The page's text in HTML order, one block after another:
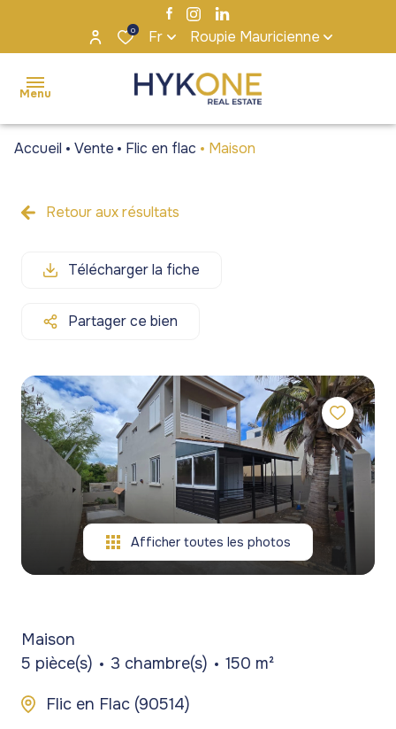
0 Fr Roupie Mauricienne
Menu
ventes
Maisons
Appartements
Bureaux et
commerces
Programmes
neufs
Viagers
Maisons
Appartements
Bureaux et
commerces
Programmes
neufs
agence
gestion
de
patrimoine
contact
Accueil Vente Flic en flac Maison
Retour aux résultats
Télécharger la fiche
Partager ce bien
Afficher toutes les photos
Maison
5 pièce(s)
3 chambre(s) 150 m²
Flic en Flac (90514)